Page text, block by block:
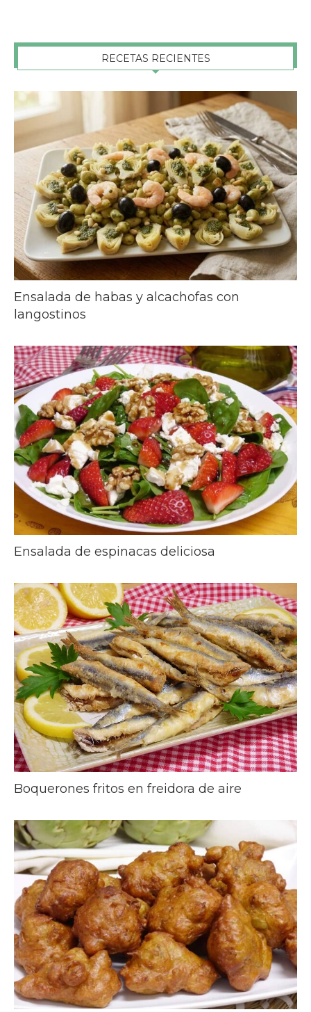
RECETAS RECIENTES
Ensalada de habas y alcachofas con
langostinos
Ensalada de espinacas deliciosa
Boquerones fritos en freidora de aire